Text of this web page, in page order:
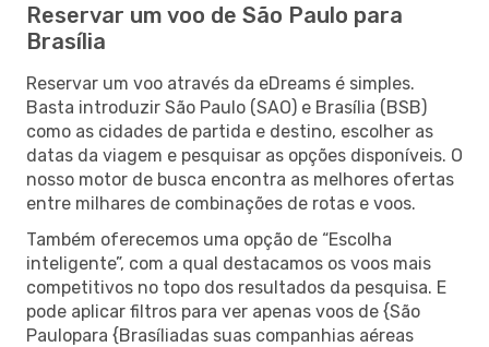
Reservar um voo de São Paulo para
Brasília
Reservar um voo através da eDreams é simples.
Basta introduzir São Paulo (SAO) e Brasília (BSB)
como as cidades de partida e destino, escolher as
datas da viagem e pesquisar as opções disponíveis. O
nosso motor de busca encontra as melhores ofertas
entre milhares de combinações de rotas e voos.
Também oferecemos uma opção de “Escolha
inteligente”, com a qual destacamos os voos mais
competitivos no topo dos resultados da pesquisa. E
pode aplicar filtros para ver apenas voos de {São
Paulopara {Brasíliadas suas companhias aéreas